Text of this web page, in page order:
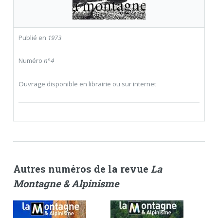
Publié en 1973
Numéro n°4
Ouvrage disponible en librairie ou sur internet
Autres numéros de la revue La
Montagne & Alpinisme